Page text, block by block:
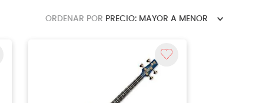
ORDENAR POR PRECIO: MAYOR A MENOR